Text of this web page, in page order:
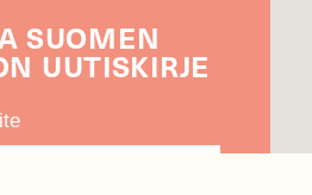
SUOMEN
UUTIS­KIRJE